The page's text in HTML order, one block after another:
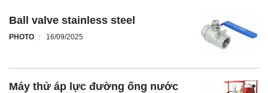
Ball valve stainless steel
PHOTO 16/09/2025
Máy thử áp lực đường ống nước